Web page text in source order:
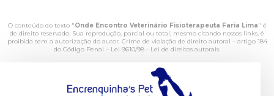
O conteúdo do texto "Onde Encontro Veterinário Fisioterapeuta Faria Lima" é
de direito reservado. Sua reprodução, parcial ou total, mesmo citando nossos links, é
proibida sem a autorização do autor. Crime de violação de direito autoral – artigo 184
do Código Penal – Lei 9610/98 - Lei de direitos autorais